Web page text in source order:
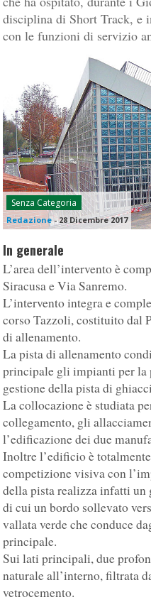
disciplina di Short Track, e
con le funzioni di servizio
Senza Categoria
Redazione-28 Dicembre 2017
In generale
L’area dell’intervento è
Siracusa e Via Sanremo.
L’intervento integra e
corso Tazzoli, costituito dal
di allenamento.
La pista di allenamento
principale gli impianti per la
gestione della pista di
La collocazione è studiata
collegamento, gli
l’edificazione dei due
Inoltre l’edificio è
competizione visiva con
della pista realizza infatti
di cui un bordo sollevato
vallata verde che conduce
principale.
Sui lati principali, due
naturale all’interno, filtrata
vetrocemento.